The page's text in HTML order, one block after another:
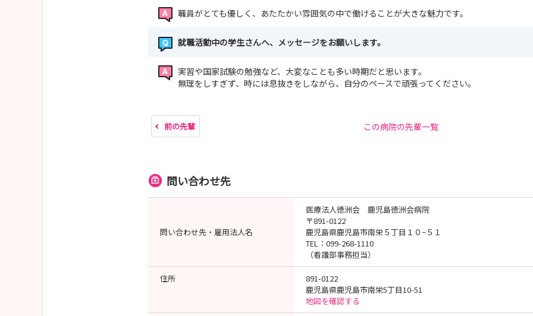
職員がとても優しく、あたたかい雰囲気の中で働けることが大きな魅力です。
就職活動中の学生さんへ、メッセージをお願いします。
実習や国家試験の勉強など、大変なことも多い時期だと思います。
無理をしすぎず、時には息抜きをしながら、自分のペースで頑張ってください。
前の先輩 この病院の先輩一覧
問い合わせ先
問い合わせ先・雇用法人名
医療法人徳洲会 鹿児島徳洲会病院
〒891-0122
鹿児島県鹿児島市南栄５丁目１０−５１
TEL：099-268-1110
（看護部事務担当）
住所
891-0122
鹿児島県鹿児島市南栄5丁目10-51
地図を確認する